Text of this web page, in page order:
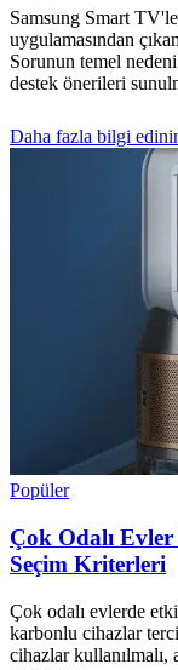
Samsung Smart
uygulamasından
Sorunun temel
destek önerileri
Daha fazla bilgi
Popüler
Çok Odalı
Seçim Kriterleri
Çok odalı evlerde
karbonlu cihazlar
cihazlar kullanılmalı,